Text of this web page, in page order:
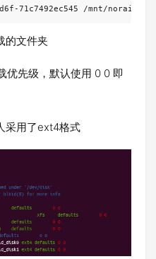
71c7492ec545 /mnt/
的文件夹
优先级，默认使用 0 0 即
采用了ext4格式